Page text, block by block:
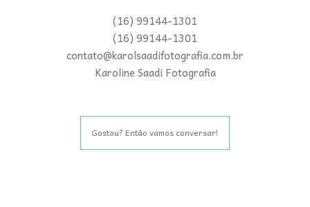
(16) 99144-1301
(16) 99144-1301
contato@karolsaadifotografia.com.br
Karoline Saadi Fotografia
Gostou? Então vamos conversar!